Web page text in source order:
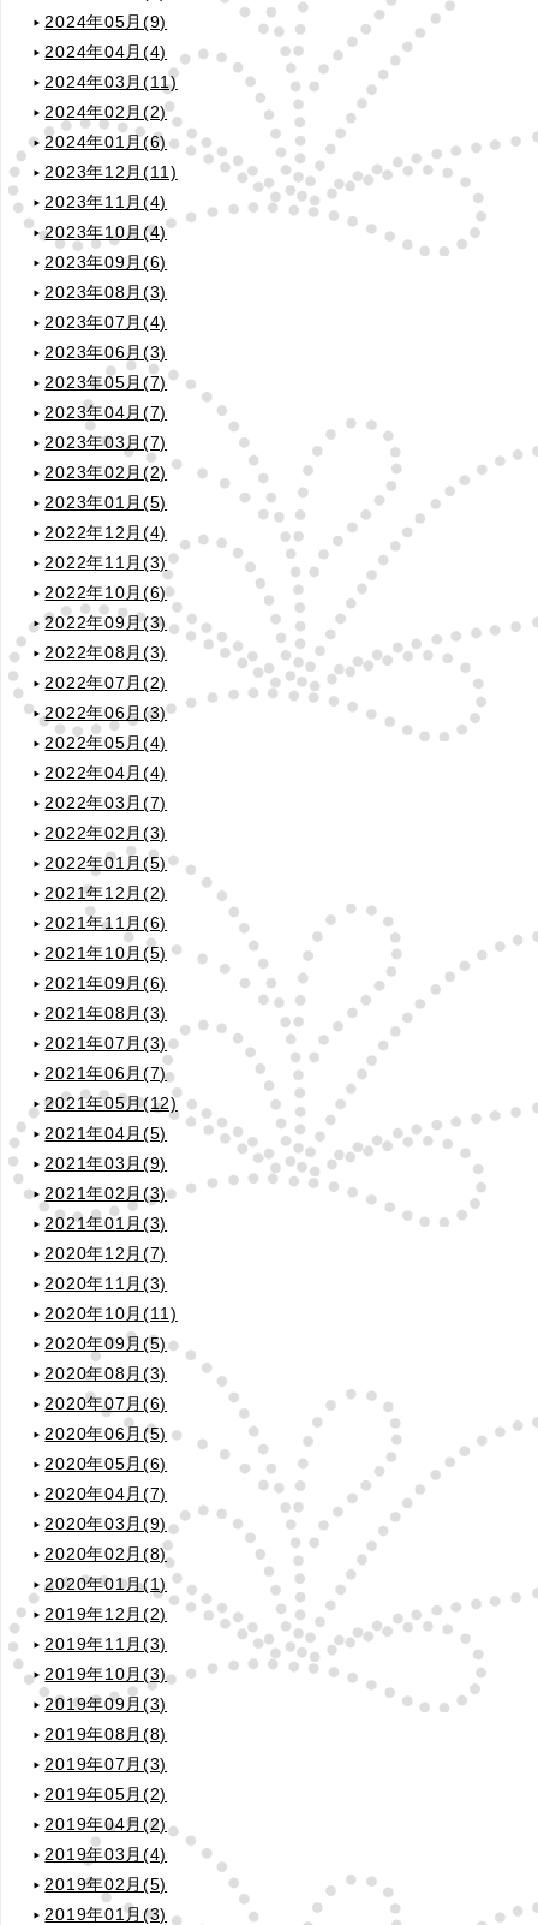
2024年05月(9)
2024年04月(4)
2024年03月(11)
2024年02月(2)
2024年01月(6)
2023年12月(11)
2023年11月(4)
2023年10月(4)
2023年09月(6)
2023年08月(3)
2023年07月(4)
2023年06月(3)
2023年05月(7)
2023年04月(7)
2023年03月(7)
2023年02月(2)
2023年01月(5)
2022年12月(4)
2022年11月(3)
2022年10月(6)
2022年09月(3)
2022年08月(3)
2022年07月(2)
2022年06月(3)
2022年05月(4)
2022年04月(4)
2022年03月(7)
2022年02月(3)
2022年01月(5)
2021年12月(2)
2021年11月(6)
2021年10月(5)
2021年09月(6)
2021年08月(3)
2021年07月(3)
2021年06月(7)
2021年05月(12)
2021年04月(5)
2021年03月(9)
2021年02月(3)
2021年01月(3)
2020年12月(7)
2020年11月(3)
2020年10月(11)
2020年09月(5)
2020年08月(3)
2020年07月(6)
2020年06月(5)
2020年05月(6)
2020年04月(7)
2020年03月(9)
2020年02月(8)
2020年01月(1)
2019年12月(2)
2019年11月(3)
2019年10月(3)
2019年09月(3)
2019年08月(8)
2019年07月(3)
2019年05月(2)
2019年04月(2)
2019年03月(4)
2019年02月(5)
2019年01月(3)